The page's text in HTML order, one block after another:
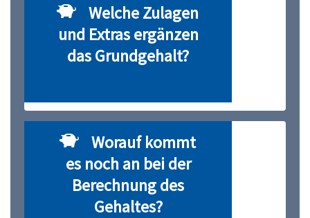
Welche Zulagen
und Extras ergänzen
das Grundgehalt?
Worauf kommt
es noch an bei der
Berechnung des
Gehaltes?